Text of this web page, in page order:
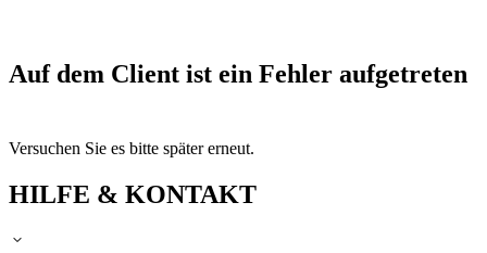
Auf dem Client ist ein Fehler aufgetreten
Versuchen Sie es bitte später erneut.
HILFE & KONTAKT